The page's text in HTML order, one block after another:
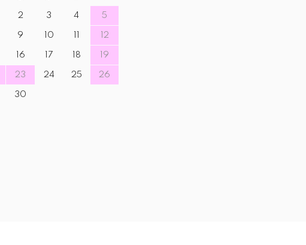
2 3 4 5
9 10 12
16 17 18 19
23 24 25 26
30